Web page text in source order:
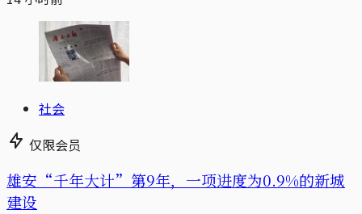
社会
仅限会员
雄安“千年大计”第9年，一项进度为0.9%的新城
建设